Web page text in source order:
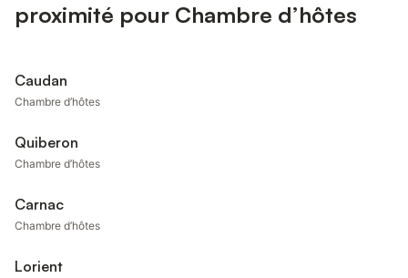
proximité pour Chambre d’hôtes
Caudan
Chambre d’hôtes
Quiberon
Chambre d’hôtes
Carnac
Chambre d’hôtes
Lorient